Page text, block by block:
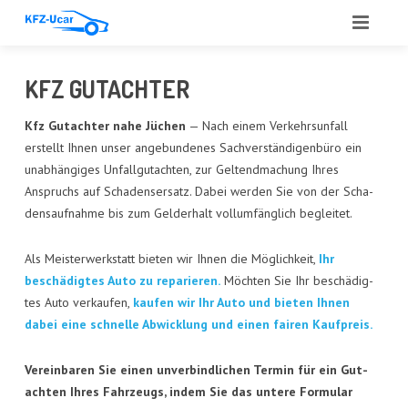
LEIS­TUN­GEN
ANGE­BOT
GUT­ACH­TEN
AUTO­GLAS
REFE­REN­ZEN
KFZ GUT­ACH­TER
Kfz Gut­ach­ter nahe Jüchen — Nach einem Ver­kehrs­un­fall
erstellt Ihnen unser ange­bun­de­nes Sach­ver­stän­di­gen­bü­ro ein
unab­hän­gi­ges Unfall­gut­ach­ten, zur Gel­tend­ma­chung Ihres
Anspruchs auf Scha­dens­er­satz. Dabei wer­den Sie von der Scha­
dens­auf­nah­me bis zum Geld­erhalt voll­um­fäng­lich begleitet.
Als Meis­ter­werk­statt bie­ten wir Ihnen die Mög­lich­keit, Ihr
beschä­dig­tes Auto zu repa­rie­ren.Möch­ten Sie Ihr beschä­dig­
tes Auto ver­kau­fen, kau­fen wir Ihr Auto und bie­ten Ihnen
dabei eine schnel­le Abwick­lung und einen fai­ren Kaufpreis.
Ver­ein­ba­ren Sie einen unver­bind­li­chen Ter­min für ein Gut­
ach­ten Ihres Fahr­zeugs, indem Sie das unte­re For­mu­lar